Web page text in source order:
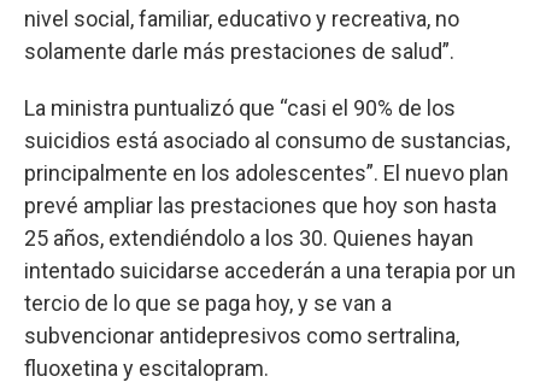
nivel social, familiar, educativo y recreativa, no
solamente darle más prestaciones de salud”.
La ministra puntualizó que “casi el 90% de los
suicidios está asociado al consumo de sustancias,
principalmente en los adolescentes”. El nuevo plan
prevé ampliar las prestaciones que hoy son hasta
25 años, extendiéndolo a los 30. Quienes hayan
intentado suicidarse accederán a una terapia por un
tercio de lo que se paga hoy, y se van a
subvencionar antidepresivos como sertralina,
fluoxetina y escitalopram.